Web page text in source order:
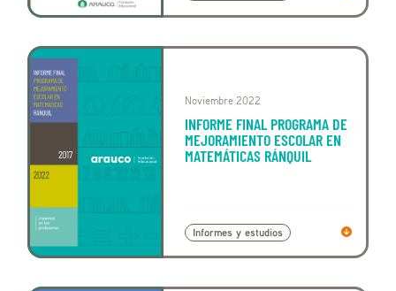
Noviembre 2022
INFORME FINAL PROGRAMA DE
MEJORAMIENTO ESCOLAR EN
MATEMÁTICAS RÁNQUIL
Informes y estudios